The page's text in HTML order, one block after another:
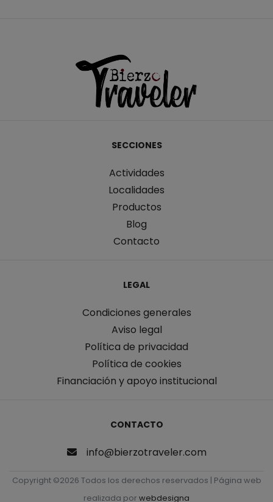
SECCIONES
Actividades
Localidades
Productos
Blog
Contacto
LEGAL
Condiciones generales
Aviso legal
Política de privacidad
Política de cookies
Financiación y apoyo institucional
CONTACTO
info@bierzotraveler.com
Copyright ©2026 Todos los derechos reservados | Página web
realizada por webdesigna